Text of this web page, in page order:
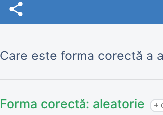
share
Care este forma corectă a
Forma corectă: aleatorie